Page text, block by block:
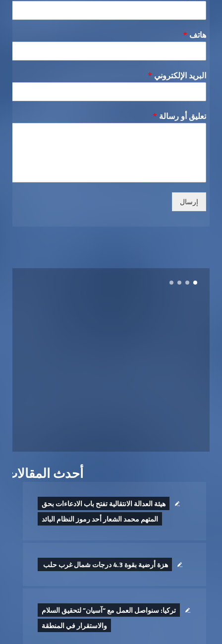
هاتف *
البريد الإلكتروني *
تعليق أو رسالة *
إرسال
أحدث المقالات
هيئة العدالة الانتقالية تفتح باب الادعاءات بحق
المتهم محمد الشعار أحد رموز النظام البائد
هزة أرضية بقوة 4.3 درجات شمال غرب حلب ‏
تركيا: سنواصل العمل مع “آسيان” لتحقيق السلام
والاستقرار في المنطقة